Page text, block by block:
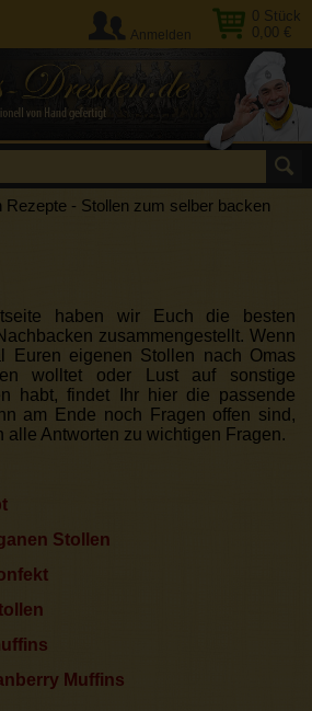
0 Stück
0,00 €
Anmelden
Rezepte - Stollen zum selber backen
haben wir Euch die besten
zusammengestellt. Wenn
Euren eigenen Stollen nach Omas
wolltet oder Lust auf sonstige
habt, findet Ihr hier die passende
am Ende noch Fragen offen sind,
alle Antworten zu wichtigen Fragen.
Stollen
Muffins